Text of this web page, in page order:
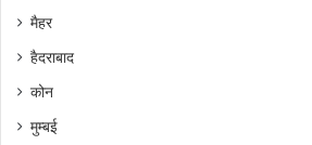
मैहर
हैदराबाद
कोन
मुम्बई